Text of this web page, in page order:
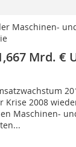
Maschinen-
Mrd. €
Krise 2008
Maschinen-